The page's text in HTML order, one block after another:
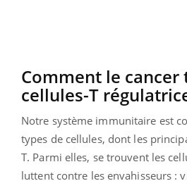
Comment le
cellules-T
Notre système immunitaire est
types de cellules, dont les
T. Parmi elles, se trouvent les
luttent contre les envahisseurs :